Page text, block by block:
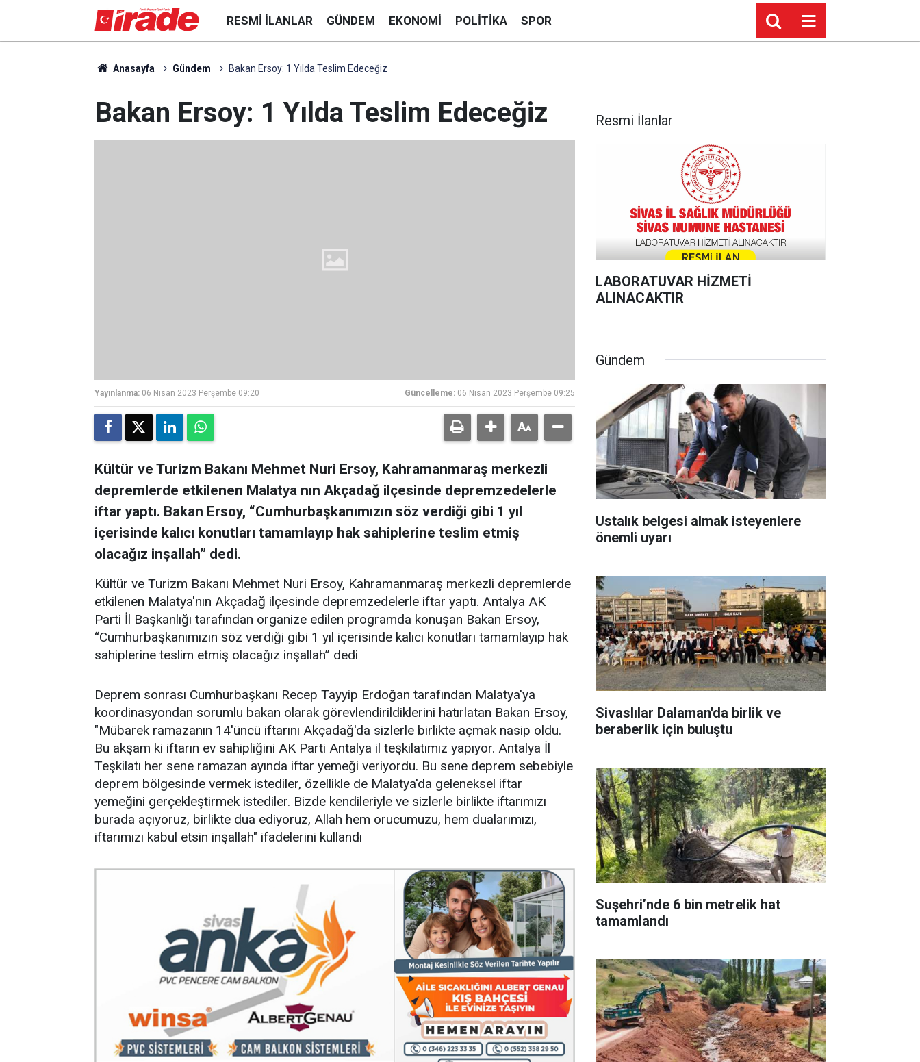
RESMI İLANLAR GÜNDEM EKONOMI POLITIKA SPOR
Anasayfa Gündem Bakan Ersoy: 1 Yılda Teslim Edeceğiz
Bakan Ersoy: 1 Yılda Teslim Edeceğiz
Yayınlanma: 06 Nisan 2023 Perşembe 09:20 Güncelleme: 06 Nisan 2023 Perşembe 09:25
Kültür ve Turizm Bakanı Mehmet Nuri Ersoy, Kahramanmaraş merkezli
depremlerde etkilenen Malatya nın Akçadağ ilçesinde depremzedelerle
iftar yaptı. Bakan Ersoy, “Cumhurbaşkanımızın söz verdiği gibi 1 yıl
içerisinde kalıcı konutları tamamlayıp hak sahiplerine teslim etmiş
olacağız inşallah” dedi.
Kültür ve Turizm Bakanı Mehmet Nuri Ersoy, Kahramanmaraş merkezli depremlerde
etkilenen Malatya'nın Akçadağ ilçesinde depremzedelerle iftar yaptı. Antalya AK
Parti İl Başkanlığı tarafından organize edilen programda konuşan Bakan Ersoy,
“Cumhurbaşkanımızın söz verdiği gibi 1 yıl içerisinde kalıcı konutları tamamlayıp hak
sahiplerine teslim etmiş olacağız inşallah” dedi
Deprem sonrası Cumhurbaşkanı Recep Tayyip Erdoğan tarafından Malatya'ya
koordinasyondan sorumlu bakan olarak görevlendirildiklerini hatırlatan Bakan Ersoy,
"Mübarek ramazanın 14'üncü iftarını Akçadağ'da sizlerle birlikte açmak nasip oldu.
Bu akşam ki iftarın ev sahipliğini AK Parti Antalya il teşkilatımız yapıyor. Antalya İl
Teşkilatı her sene ramazan ayında iftar yemeği veriyordu. Bu sene deprem sebebiyle
deprem bölgesinde vermek istediler, özellikle de Malatya'da geleneksel iftar
yemeğini gerçekleştirmek istediler. Bizde kendileriyle ve sizlerle birlikte iftarımızı
burada açıyoruz, birlikte dua ediyoruz, Allah hem orucumuzu, hem dualarımızı,
iftarımızı kabul etsin inşallah" ifadelerini kullandı
Resmi İlanlar
LABORATUVAR HİZMETİ
ALINACAKTIR
Gündem
Ustalık belgesi almak isteyenlere
önemli uyarı
Sivaslılar Dalaman'da birlik ve
beraberlik için buluştu
Suşehri’nde 6 bin metrelik hat
tamamlandı